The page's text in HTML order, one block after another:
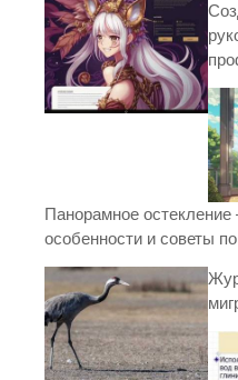
Панорамное
особенности и советы